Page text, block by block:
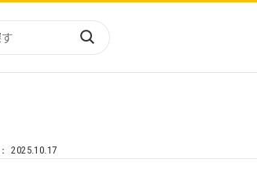
東北
四国
アジア
2025.10.17